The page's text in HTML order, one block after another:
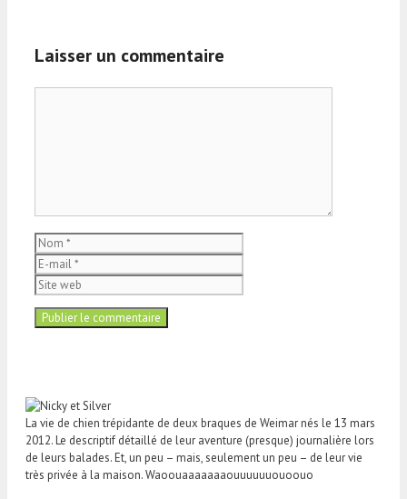
Laisser un commentaire
Nom
mail
web
La vie de chien trépidante de deux braques de Weimar nés le 13 mars
2012. Le descriptif détaillé de leur aventure (presque) journalière lors
de leurs balades. Et, un peu – mais, seulement un peu – de leur vie
très privée à la maison. Waoouaaaaaaaouuuuuuouoouo